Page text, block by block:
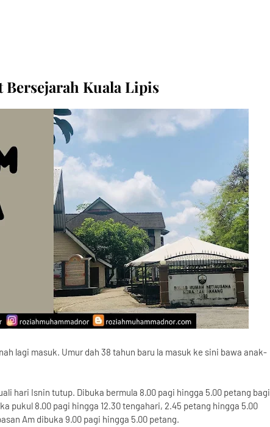
Bersejarah Kuala Lipis
lagi masuk. Umur dah 38 tahun baru la masuk ke sini bawa anak-
hari Isnin tutup. Dibuka bermula 8.00 pagi hingga 5.00 petang bagi
pukul 8.00 pagi hingga 12.30 tengahari, 2.45 petang hingga 5.00
Am dibuka 9.00 pagi hingga 5.00 petang.